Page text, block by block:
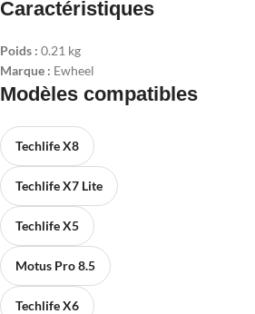
Caractéristiques
Poids : 0.21 kg
Marque : Ewheel
Modèles compatibles
Techlife X8
Techlife X7 Lite
Techlife X5
Motus Pro 8.5
Techlife X6